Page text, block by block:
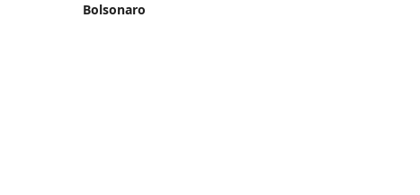
Bolsonaro